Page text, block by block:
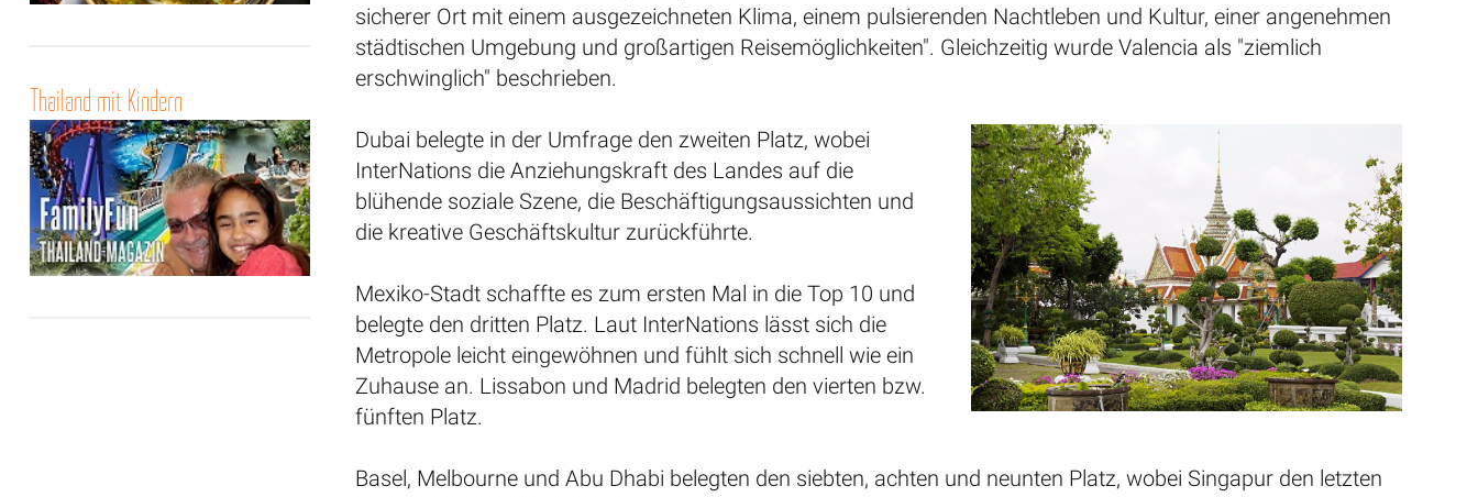
sicherer Ort mit einem ausgezeichneten Klima, einem pulsierenden Nachtleben und Kultur, einer angenehmen
städtischen Umgebung und großartigen Reisemöglichkeiten". Gleichzeitig wurde Valencia als "ziemlich
erschwinglich" beschrieben.
Dubai belegte in der Umfrage den zweiten Platz, wobei
InterNations die Anziehungskraft des Landes auf die
blühende soziale Szene, die Beschäftigungsaussichten und
die kreative Geschäftskultur zurückführte.
Mexiko-Stadt schaffte es zum ersten Mal in die Top 10 und
belegte den dritten Platz. Laut InterNations lässt sich die
Metropole leicht eingewöhnen und fühlt sich schnell wie ein
Zuhause an. Lissabon und Madrid belegten den vierten bzw.
fünften Platz.
Basel, Melbourne und Abu Dhabi belegten den siebten, achten und neunten Platz, wobei Singapur den letzten
Thailand mit Kindern